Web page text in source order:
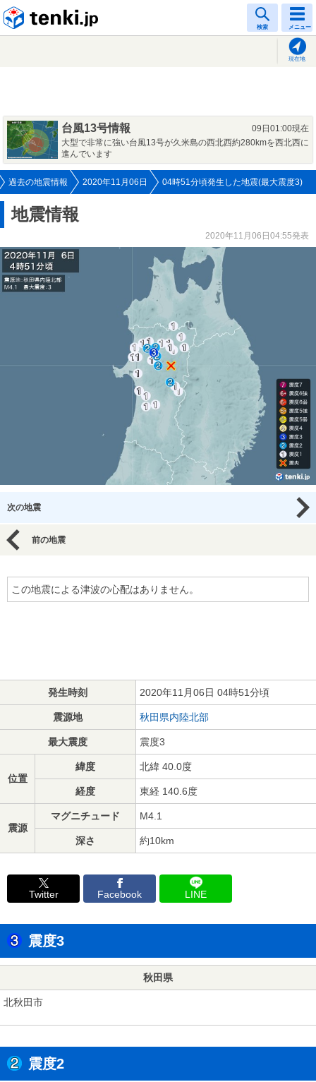
検索 メニュー
現在地
台風13号情報
09日01:00現在
大型で非常に強い台風13号が久米島の西北西約280kmを西北西に
進んでいます
過去の地震情報 2020年11月06日 04時51分頃発生した地震(最大震度3)
地震情報
2020年11月06日04:55発表
次の地震
前の地震
この地震による津波の心配はありません。
発生時刻 2020年11月06日 04時51分頃
震源地 秋田県内陸北部
最大震度 震度3
位置
緯度 北緯 40.0度
経度 東経 140.6度
震源
マグニチュード M4.1
深さ 約10km
Twitter Facebook LINE
震度3
秋田県
北秋田市
震度2